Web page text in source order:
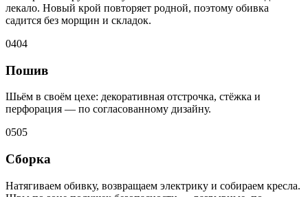
лекало. Новый крой повторяет родной, поэтому обивка
садится без морщин и складок.
0404
Пошив
Шьём в своём цехе: декоративная отстрочка, стёжка и
перфорация — по согласованному дизайну.
0505
Сборка
Натягиваем обивку, возвращаем электрику и собираем кресла.